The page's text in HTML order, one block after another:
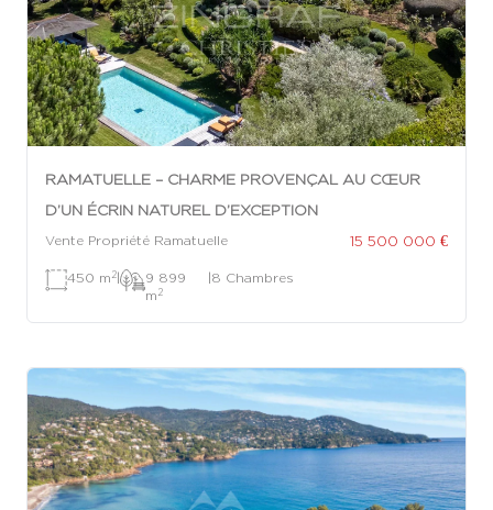
RAMATUELLE – CHARME PROVENÇAL AU CŒUR
D’UN ÉCRIN NATUREL D’EXCEPTION
Vente Propriété Ramatuelle 15 500 000 €
450 m 2|
9 899
m 2
|8 Chambres